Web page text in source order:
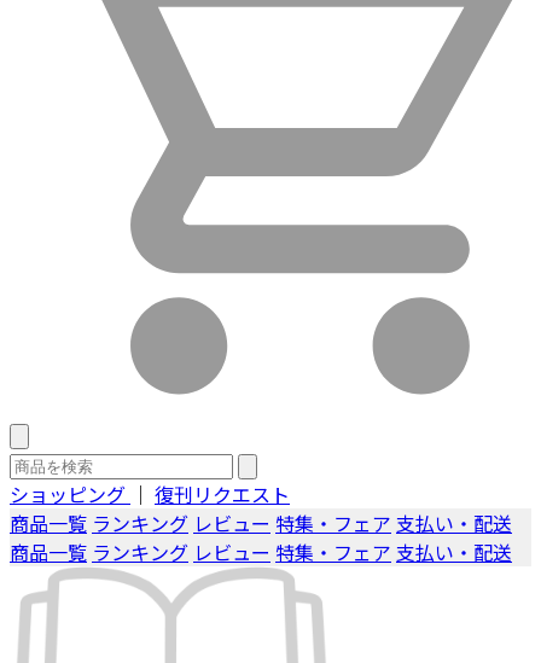
ショッピング ｜ 復刊リクエスト
商品一覧 ランキング レビュー 特集・フェア 支払い・配送
商品一覧 ランキング レビュー 特集・フェア 支払い・配送